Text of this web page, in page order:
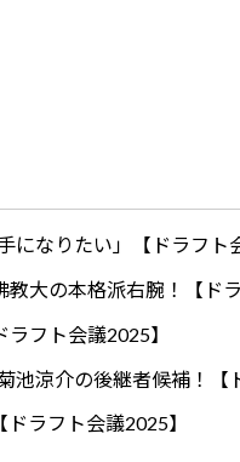
なりたい」【ドラフト
大の本格派右腕！【ド
フト会議2025】
涼介の後継者候補！【
ラフト会議2025】